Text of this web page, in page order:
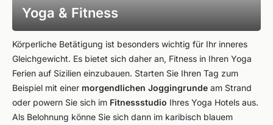
Yoga & Fitness
Körperliche Betätigung ist besonders wichtig für Ihr inneres
Gleichgewicht. Es bietet sich daher an, Fitness in Ihren Yoga
Ferien auf Sizilien einzubauen. Starten Sie Ihren Tag zum
Beispiel mit einer morgendlichen Joggingrunde am Strand
oder powern Sie sich im Fitnessstudio Ihres Yoga Hotels aus.
Als Belohnung könne Sie sich dann im karibisch blauem